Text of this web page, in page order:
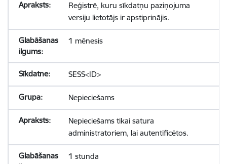
Reģistrē, kuru sīkdatņu paziņojuma
versiju lietotājs ir apstiprinājis.
1 mēnesis
SESS<ID>
Nepieciešams
Nepieciešams tikai satura
administratoriem, lai autentificētos.
1 stunda